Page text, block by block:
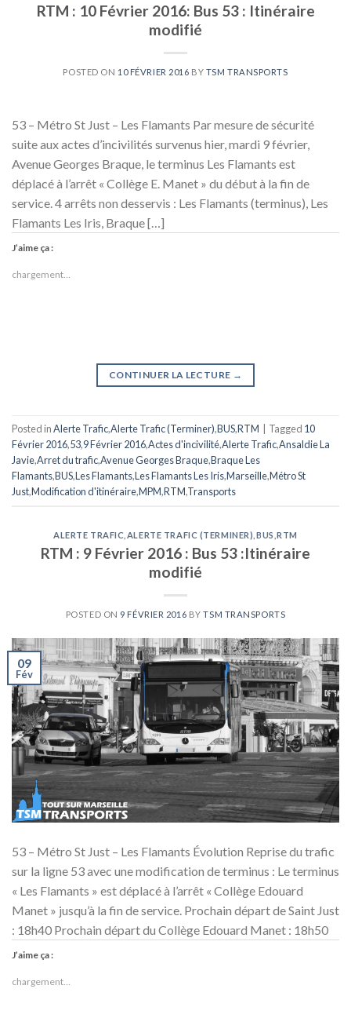
RTM : 10 Février 2016: Bus 53 : Itinéraire
modifié
POSTED ON 10 FÉVRIER 2016 BY TSM TRANSPORTS
53 – Métro St Just – Les Flamants Par mesure de sécurité
suite aux actes d’incivilités survenus hier, mardi 9 février,
Avenue Georges Braque, le terminus Les Flamants est
déplacé à l’arrêt « Collège E. Manet » du début à la fin de
service. 4 arrêts non desservis : Les Flamants (terminus), Les
Flamants Les Iris, Braque […]
J’aime ça :
chargement…
CONTINUER LA LECTURE →
Posted inAlerte Trafic,Alerte Trafic (Terminer),BUS,RTM Tagged 10
Février 2016,53,9 Février 2016,Actes d'incivilité,Alerte Trafic,Ansaldie La
Javie,Arret du trafic,Avenue Georges Braque,Braque Les
Flamants,BUS,Les Flamants,Les Flamants Les Iris,Marseille,Métro St
Just,Modification d'itinéraire,MPM,RTM,Transports
ALERTE TRAFIC ALERTE TRAFIC (TERMINER) BUS ,RTM
RTM : 9 Février 2016 : Bus 53 :Itinéraire
modifié
POSTED ON 9 FÉVRIER 2016 BYTSM TRANSPORTS
09
Fév
53 – Métro St Just – Les Flamants Évolution Reprise du trafic
sur la ligne 53 avec une modification de terminus : Le terminus
« Les Flamants » est déplacé à l’arrêt « Collège Edouard
Manet » jusqu’à la fin de service. Prochain départ de Saint Just
: 18h40 Prochain départ du Collège Edouard Manet : 18h50
J’aime ça :
chargement…